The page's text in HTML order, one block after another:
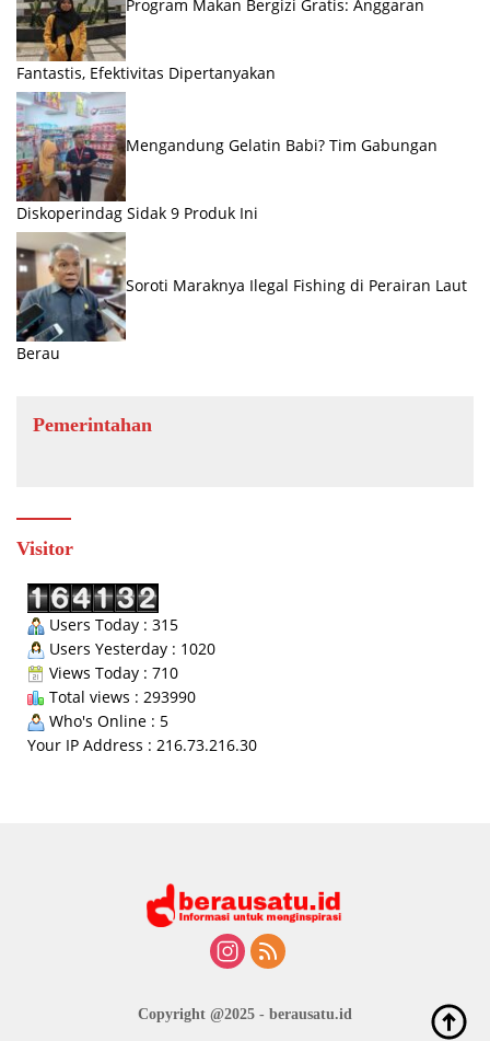
Program Makan Bergizi Gratis: Anggaran
Fantastis, Efektivitas Dipertanyakan
Mengandung Gelatin Babi? Tim Gabungan
Diskoperindag Sidak 9 Produk Ini
Soroti Maraknya Ilegal Fishing di Perairan Laut
Berau
Pemerintahan
Visitor
Users Today : 315
Users Yesterday : 1020
Views Today : 710
Total views : 293990
Who's Online : 5
Your IP Address : 216.73.216.30
Copyright @2025 - berausatu.id